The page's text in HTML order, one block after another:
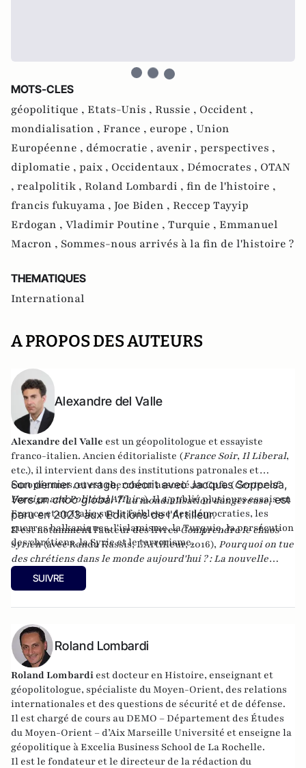
MOTS-CLES
géopolitique , Etats-Unis , Russie , Occident ,
mondialisation , France , europe , Union
Européenne , démocratie , avenir , perspectives ,
diplomatie , paix , Occidentaux , Démocrates , OTAN
, realpolitik , Roland Lombardi , fin de l'histoire ,
francis fukuyama , Joe Biden , Reccep Tayyip
Erdogan , Vladimir Poutine , Turquie , Emmanuel
Macron , Sommes-nous arrivés à la fin de l'histoire ?
THEMATIQUES
International
A PROPOS DES AUTEURS
Alexandre del Valle
Alexandre del Valle est un géopolitologue et essayiste
franco-italien. Ancien éditorialiste (France Soir, Il Liberal,
etc.), il intervient dans des institutions patronales et
européennes, et est chercheur associé au Cpfa (Center of
Foreign and Political Affairs). Il a publié plusieurs essais en
France et en Italie sur la faiblesse des démocraties, les
guerres balkaniques, l'islamisme, la Turquie, la persécution
des chrétiens, la Syrie et le terrorisme.
Son dernier ouvrage, coécrit avec Jacques Soppelsa,
Vers un choc global ? La mondialisation dangereuse, est
paru en 2023 aux Editions de l'Artilleur.
Il est notamment l'auteur des livresComprendre le chaos
syrien(avec Randa Kassis, L'Artilleur, 2016), Pourquoi on tue
des chrétiens dans le monde aujourd'hui ? : La nouvelle
christianophobie
les vrais enjeux de la candidature d'Ankara
l'Occident : du rejet de la Russie à l'islamisation de nos
sociétés ouvertes(Editions du Toucan),
l'intimidation
Projet: La stratégie de conquête et d'infiltration des frères
musulmans en France et dans le monde(Editions de
L'Artilleur).
SUIVRE
Roland Lombardi
Roland Lombardi est docteur en Histoire, enseignant et
géopolitologue, spécialiste du Moyen-Orient, des relations
internationales et des questions de sécurité et de défense.
Il est chargé de cours au DEMO – Département des Études
du Moyen-Orient – d’Aix Marseille Université et enseigne la
géopolitique à Excelia Business School de La Rochelle.
Il est le fondateur et le directeur de la rédaction du